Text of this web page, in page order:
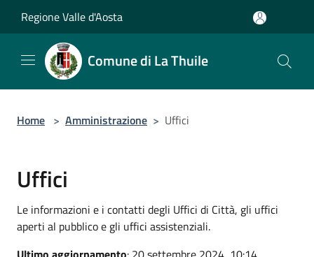
Regione Valle d'Aosta
Comune di La Thuile
Home > Amministrazione > Uffici
Uffici
Le informazioni e i contatti degli Uffici di Città, gli uffici
aperti al pubblico e gli uffici assistenziali.